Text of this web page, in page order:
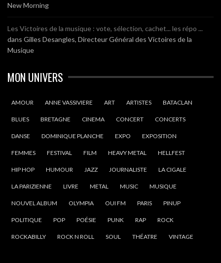
New Morning
Les Victoires de la musique : vote, sélection, cachet... les répo ...
dans Gilles Desangles, Directeur Général des Victoires de la
Musique
MON UNIVERS
AMOUR ANNE VASSIVIERE ART ARTISTES BATACLAN
BLUES BRETAGNE CINEMA CONCERT CONCERTS
DANSE DOMINIQUE PLANCHE EXPO EXPOSITION
FEMMES FESTIVAL FILM HEAVY METAL HELLFEST
HIP HOP HUMOUR JAZZ JOURNALISTE LA CIGALE
LA PARIZIENNE LIVRE METAL MUSIC MUSIQUE
NOUVEL ALBUM OLYMPIA OUI FM PARIS PINUP
POLITIQUE POP POÉSIE PUNK RAP ROCK
ROCKABILLY ROCK N ROLL SOUL THÉATRE VINTAGE